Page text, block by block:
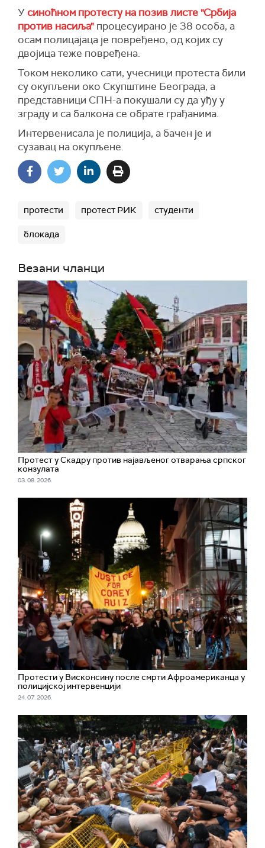
У синоћном протесту на позив листе "Србија
против насиља" процесуирано је 38 особа, а
осам полицајаца је повређено, од којих су
двојица теже повређена.
Током неколико сати, учесници протеста били
су окупљени око Скупштине Београда, а
представници СПН-а покушали су да уђу у
зграду и са балкона се обрате грађанима.
Интервенисала је полиција, а бачен је и
сузавац на окупљене.
протести протест РИК студенти
блокада
Везани чланци
Протест у Скадру против најављеног отварања српског
конзулата
03. 08. 2026.
Протести у Висконсину после смрти Афроамериканца у
полицијској интервенцији
24. 07. 2026.